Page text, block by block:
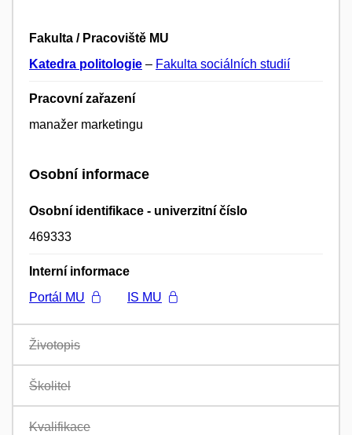
Fakulta / Pracoviště MU
Katedra politologie – Fakulta sociálních studií
Pracovní zařazení
manažer marketingu
Osobní informace
Osobní identifikace - univerzitní číslo
469333
Interní informace
Portál MU
IS MU
Životopis
Školitel
Kvalifikace